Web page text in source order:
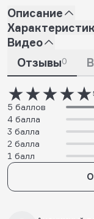
Описание
Видео
Отзывы0
5 баллов
4 балла
3 балла
2 балла
1 балл